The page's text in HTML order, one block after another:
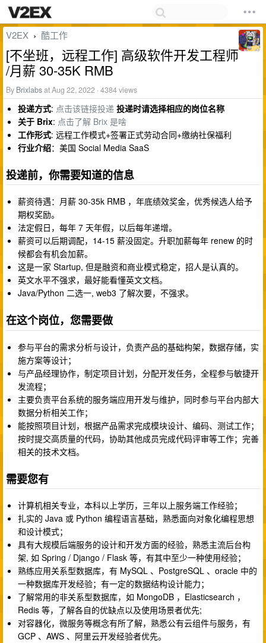
V2EX › 酷工作
[不坐班，远程工作] 高级软件开发工程师
/月薪 30-35K RMB
By Brixlabsat Aug 22, 2022 · 4384 views
投递方式: 点击该链接投递 投递时请选择相应的岗位名称
关于 Brix: 点击了解 Brix 是啥
工作形式: 远程工作模式+签署正式劳动合同+缴纳社保福利
行业介绍：美国 Social Media SaaS
投递前，你需要知道的信息
薪资待遇：月薪 30-35k RMB ，年底绩效奖金，优秀候选人给予
期权奖励。
法定假日，每年 7 天年假，以后每年递增。
薪资可以后期调配，14-15 薪没固定。升职加薪每年 renew 的时
候都会有机会加薪。
这是一家 Startup, 但是融资和商业模式稳定，招人是认真的。
英文水平不强求，最好能看懂英文文档。
Java/Python 二选一, web3 了解次要，不强求。
在这个岗位，您需要做
参与平台的需求分析与设计，负责产品的基础构架，数据存储，实
施方案等设计；
与产品经理协作，制定项目计划，分配开发任务，全程参与敏捷开
发流程；
主要负责平台系统的服务端应用开发与维护，同时参与平台内部大
数据分析相关工作；
能按照项目计划，根据产品需求完成模块设计、编码、测试工作；
按时提交高质量的代码，协助其他成员完成代码评审等工作；完善
相关的技术文档。
需要您有
计算机相关专业，本科以上学历，三年以上服务端工作经验；
扎实的 Java 或 Python 编程语言基础，熟悉面向对象化编程思想
和设计模式；
具有大规模后端服务的设计和开发方面的经验，熟悉主流后台构
架, 如 Spring / Django / Flask 等，有其中至少一种使用经验；
熟练应用关系型数据库，有 MySQL 、PostgreSQL 、oracle 中的
一种数据库开发经验；有一定的数据结构设计能力；
了解常用的非关系型数据库，如 MongoDB ，Elasticsearch ，
Redis 等，了解各自的优缺点以及使用场景者优先;
对容器化，微服务等概念有所了解，熟悉公有云组件与服务，有
GCP 、AWS 、阿里云开发经验者优先。